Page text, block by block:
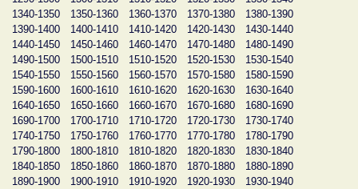
1340-1350
1350-1360 1360-1370 1370-1380
1380-1390
1390-1400
1400-1410 1410-1420 1420-1430
1430-1440
1440-1450
1450-1460 1460-1470 1470-1480
1480-1490
1490-1500
1500-1510 1510-1520 1520-1530
1530-1540
1540-1550
1550-1560 1560-1570 1570-1580
1580-1590
1590-1600
1600-1610 1610-1620 1620-1630
1630-1640
1640-1650
1650-1660 1660-1670 1670-1680
1680-1690
1690-1700
1700-1710 1710-1720 1720-1730
1730-1740
1740-1750
1750-1760 1760-1770 1770-1780
1780-1790
1790-1800
1800-1810 1810-1820 1820-1830
1830-1840
1840-1850
1850-1860 1860-1870 1870-1880
1880-1890
1890-1900
1900-1910 1910-1920 1920-1930
1930-1940